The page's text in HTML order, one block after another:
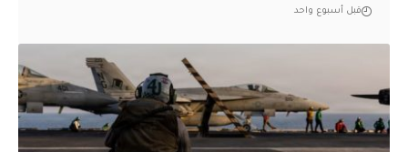
قبل أسبوع واحد